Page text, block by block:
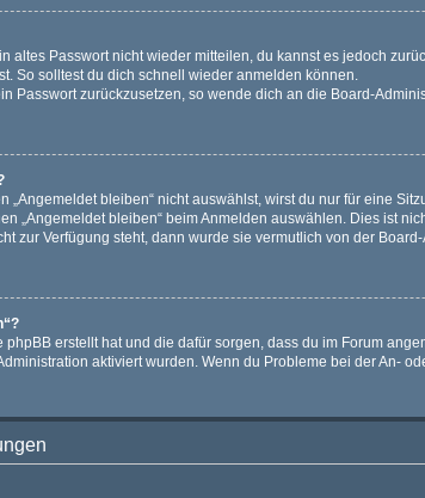
altes Passwort nicht wieder mitteilen, du kannst es jedoch
So solltest du dich schnell wieder anmelden können.
Passwort zurückzusetzen, so wende dich an die Board-
„Angemeldet bleiben“ nicht auswählst, wirst du nur für eine
„Angemeldet bleiben“ beim Anmelden auswählen. Dies ist
zur Verfügung steht, dann wurde sie vermutlich von der
phpBB erstellt hat und die dafür sorgen, dass du im Forum
aktiviert wurden. Wenn du Probleme bei der An-